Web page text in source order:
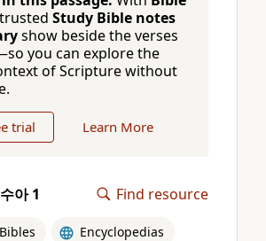
Study Bible notes
show beside the verses
you can explore the
of Scripture without
trial Learn More
아 1 Find resource
Encyclopedias